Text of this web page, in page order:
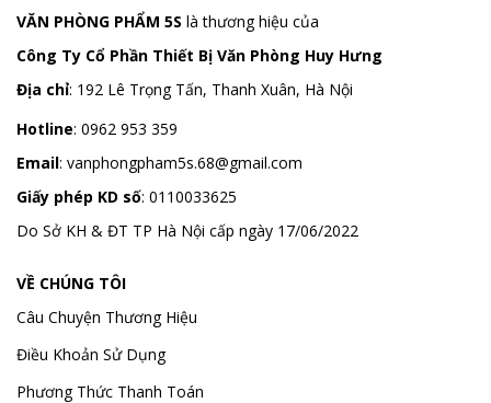
VĂN PHÒNG PHẨM 5S là thương hiệu của
Công Ty Cổ Phần Thiết Bị Văn Phòng Huy Hưng
Địa chỉ: 192 Lê Trọng Tấn, Thanh Xuân, Hà Nội
Hotline: 0962 953 359
Email: vanphongpham5s.68@gmail.com
Giấy phép KD số: 0110033625
Do Sở KH & ĐT TP Hà Nội cấp ngày 17/06/2022
VỀ CHÚNG TÔI
Câu Chuyện Thương Hiệu
Điều Khoản Sử Dụng
Phương Thức Thanh Toán